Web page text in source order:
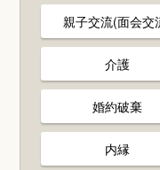
親子交流(面会交
介護
婚約破棄
内縁